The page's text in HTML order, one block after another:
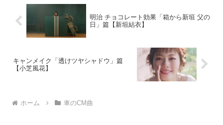
明治 チョコレート効果「箱から新垣 父の
日」篇【新垣結衣】
キャンメイク「透けツヤシャドウ」篇
【小芝風花】
ホーム 車のCM曲